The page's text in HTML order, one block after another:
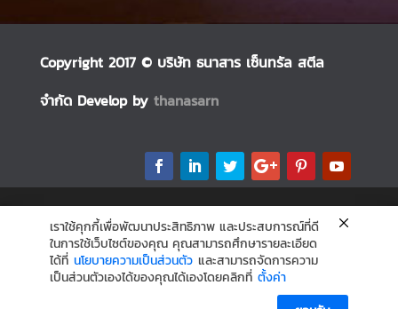
Copyright 2017 © บริษัท ธนาสาร เซ็นทรัล สตีล
จำกัด Develop by thanasarn
เราใช้คุกกี้เพื่อพัฒนาประสิทธิภาพ และประสบการณ์ที่ดี
ในการใช้เว็บไซต์ของคุณ คุณสามารถศึกษารายละเอียด
ได้ที่ นโยบายความเป็นส่วนตัว และสามารถจัดการความ
เป็นส่วนตัวเองได้ของคุณได้เองโดยคลิกที่ ตั้งค่า